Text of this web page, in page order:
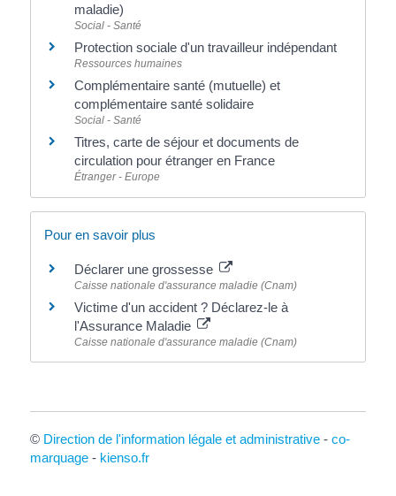
maladie)
Social - Santé
Protection sociale d'un travailleur indépendant
Ressources humaines
Complémentaire santé (mutuelle) et
complémentaire santé solidaire
Social - Santé
Titres, carte de séjour et documents de
circulation pour étranger en France
Étranger - Europe
Pour en savoir plus
Déclarer une grossesse
Caisse nationale d'assurance maladie (Cnam)
Victime d'un accident ? Déclarez-le à
l'Assurance Maladie
Caisse nationale d'assurance maladie (Cnam)
© Direction de l'information légale et administrative- co-
marquage- kienso.fr